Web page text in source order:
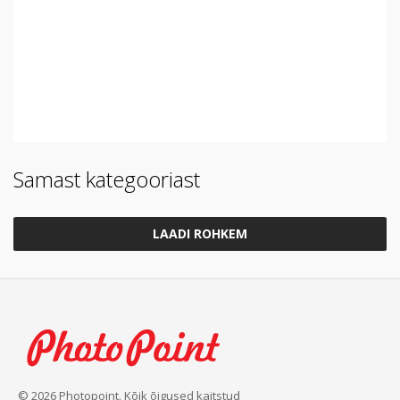
Samast kategooriast
LAADI ROHKEM
© 2026 Photopoint. Kõik õigused kaitstud